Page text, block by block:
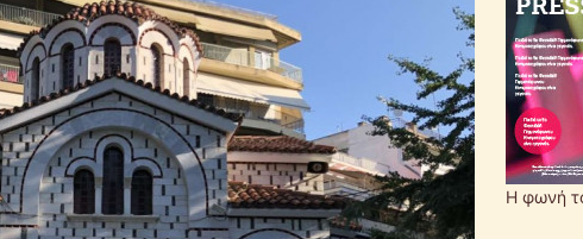
Η φωνή